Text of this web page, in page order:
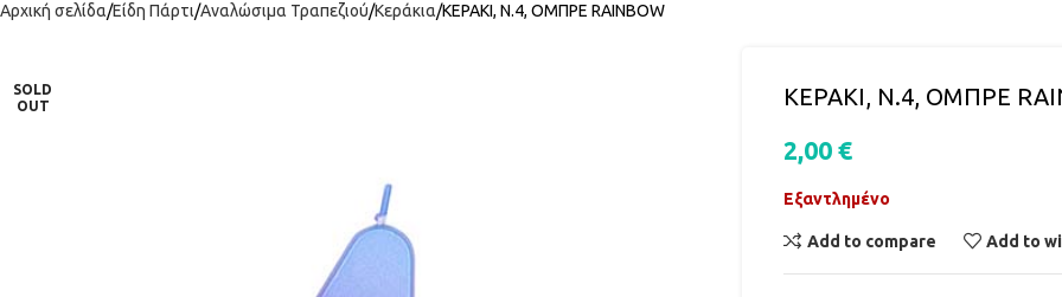
Αρχική σελίδα Είδη Πάρτι Αναλώσιμα Τραπεζιού Κεράκια ΚΕΡΑΚI, Ν.4, ΟΜΠΡΕ RAINBOW
SOLD
OUT
ΚΕΡΑΚI, Ν.4, ΟΜΠΡΕ
2,00 €
Εξαντλημένο
Add to compare Add to